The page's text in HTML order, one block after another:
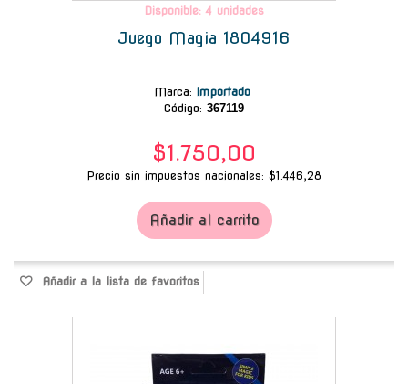
Disponible: 4 unidades
Juego Magia 1804916
Marca: Importado
Código: 367119
$1.750,00
Precio sin impuestos nacionales: $1.446,28
Añadir al carrito
Añadir a la lista de favoritos